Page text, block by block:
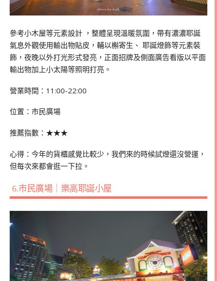
參考小木屋等元素設計 ，整體呈現溫暖氛圍，帶有濃濃耶誕
氣息外觀使用輸出物貼皮，輔以槲寄生、 耶誕燈飾等元素裝
飾，夜晚以外打光形式發亮，正面招牌及側面廣告看版以平面
輸出物加上小太陽等照明打亮。
營業時間：11:00-22:00
位置：市民廣場
推薦指數： ★★★
心得：今年的貨櫃感覺比較少，我們來的時候試燈還沒營運，
但每次來都會逛一下拉。
6.市民廣場｜樂高耶誕小屋